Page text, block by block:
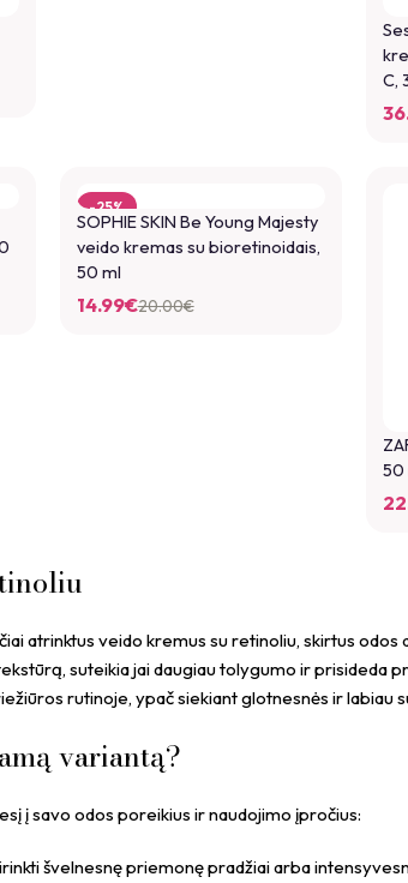
C,
-25%
SOPHIE SKIN Be Young Majesty
veido kremas su bioretinoidais,
50 ml
20.00€
14.99€
50
atrinktus veido kremus su retinoliu, skirtus
suteikia jai daugiau tolygumo ir prisideda
rutinoje, ypač siekiant glotnesnės ir labiau
variantą?
į savo odos poreikius ir naudojimo įpročius:
švelnesnę priemonę pradžiai arba